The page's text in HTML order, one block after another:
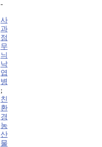
-
사
과
점
무
늬
낙
엽
병
;
친
환
경
농
산
물